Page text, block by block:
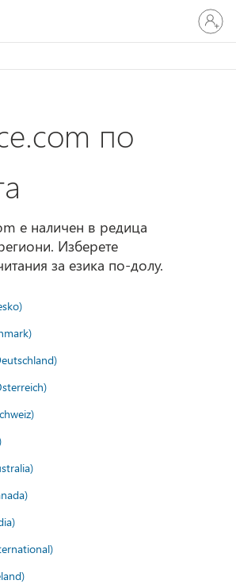
Влезте
във
вашия
по
е наличен в редица
Изберете
за езика по-долу.